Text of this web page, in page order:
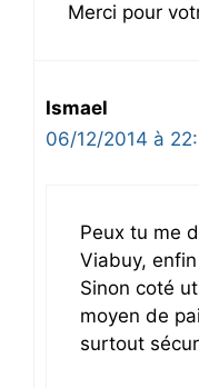
Merci pour
Ismael
06/12/2014 à
Peux tu me
Viabuy,
Sinon coté
moyen de
surtout